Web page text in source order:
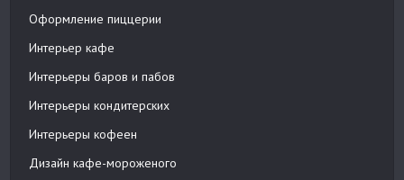
Оформление пиццерии
Интерьер кафе
Интерьеры баров и пабов
Интерьеры кондитерских
Интерьеры кофеен
Дизайн кафе-мороженого